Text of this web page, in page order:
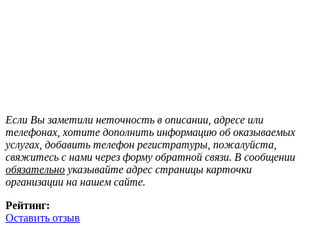
Если Вы заметили неточность в описании, адресе или
телефонах, хотите дополнить информацию об оказываемых
услугах, добавить телефон регистратуры, пожалуйста,
свяжитесь с нами через форму обратной связи. В сообщении
обязательно указывайте адрес страницы карточки
организации на нашем сайте.
Рейтинг:
Оставить отзыв